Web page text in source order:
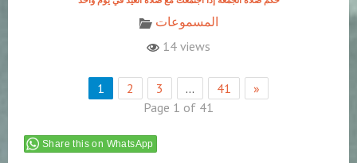
المسموعات
14 views
1 2 3 … 41
»
Page 1 of 41
Share this on WhatsApp